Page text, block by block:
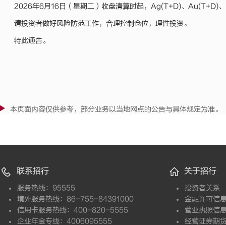
2026年6月16日（星期二）收盘清算时起，Ag(T+D)、
请投资者做好风险防范工作，合理控制仓位，理性投资。
特此通告。
本页面内容仅供参考，部分业务以当地网点的公告与具体规定为准。
联系招行
服务热线：95555
境外服务热线：86-755-84391000
信用卡服务热线：400-820-5555
企业年金专线：4006095555
关于招行
投资者关系
金融许可信
营业执照信
经营证券期